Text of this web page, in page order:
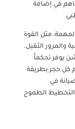
في إضافة
مثل القوة
والمرور الثقيل.
يوفر تحكماً
كل حجر بطريقة
في
التخطيط الطموح